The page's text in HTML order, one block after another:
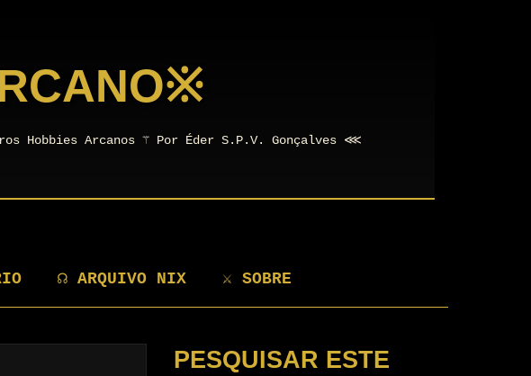
※
Hobbies Arcanos ⚚ Por Éder S.P.V. Gonçalves ⋘
☊ ARQUIVO NIX ⚔ SOBRE
PESQUISAR ESTE